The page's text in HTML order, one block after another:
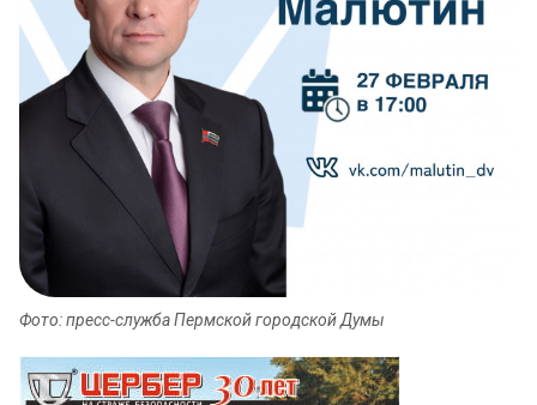
Фото: пресс-служба Пермской городской Думы